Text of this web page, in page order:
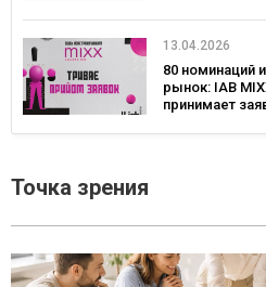
13.04.2026
80 номинаций
рынок: IAB
принимает
Точка зрения